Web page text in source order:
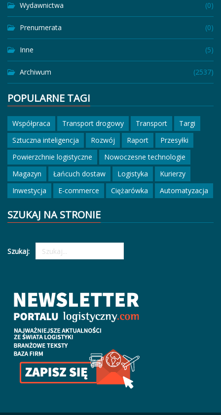
Wydawnictwa (0)
Prenumerata (0)
Inne (5)
Archiwum (2537)
POPULARNE TAGI
Współpraca Transport drogowy Transport
Targi
Sztuczna inteligencja
Rozwój Raport
Przesyłki
Powierzchnie logistyczne
Nowoczesne technologie
Magazyn
Łańcuch dostaw Logistyka
Kurierzy
Inwestycja
E-commerce Ciężarówka Automatyzacja
SZUKAJ NA STRONIE
Szukaj: